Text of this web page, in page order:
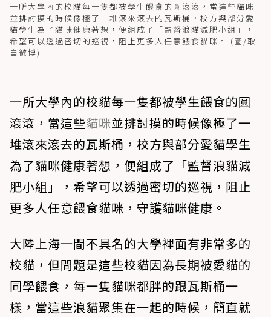
一所大學內的校貓每一隻都被學生餵食的圓滾滾，當這些貓咪
並排討摸的時候像極了一堆滾來滾去的瓦斯桶，校方與部分愛
貓學生為了貓咪健康著想，便組成了「監督浪貓減肥小組」，
希望可以透過密切的巡視，阻止更多人任意餵食貓咪。 (圖/取
自微博)
一所大學內的校貓每一隻都被學生餵食的圓
滾滾，當這些貓咪並排討摸的時候像極了一
堆滾來滾去的瓦斯桶，校方與部分愛貓學生
為了貓咪健康著想，便組成了「監督浪貓減
肥小組」，希望可以透過密切的巡視，阻止
更多人任意餵食貓咪，守護貓咪健康。
大陸上海一間不具名的大學裡面有非常多的
校貓，但問題是這些校貓因為長期被愛貓的
同學餵食，每一隻貓咪都胖的跟瓦斯桶一
樣，當這些浪貓聚集在一起的時候，簡直就